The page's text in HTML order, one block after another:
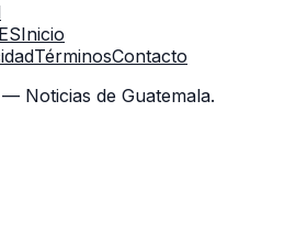
Inicio
TérminosContacto
Noticias de Guatemala.